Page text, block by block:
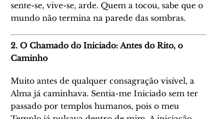
sente-se, vive-se, arde. Quem a tocou, sabe que o
mundo não termina na parede das sombras.
2. O Chamado do Iniciado: Antes do Rito, o
Caminho
Muito antes de qualquer consagração visível, a
Alma já caminhava. Sentia-me Iniciado sem ter
passado por templos humanos, pois o meu